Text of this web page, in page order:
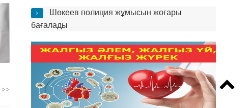
>>
Шөкеев полиция жұмысын жоғары
бағалады